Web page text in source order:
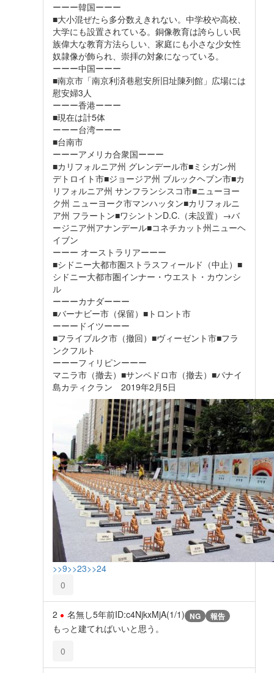
ーーー韓国ーーー
■大小混ぜたら多分数えきれない。中学校や高校、
大学にも設置されている。銅像教育は誇らしい民
族偉大な教育方法らしい、家庭にも小さな少女性
奴隷像が飾られ、崇拝の対象になっている。
ーーー中国ーーー
■南京市「南京利済巷慰安所旧址陳列館」広場には
慰安婦3人
ーーー香港ーーー
■現在は計5体
ーーー台湾ーーー
■台南市
ーーーアメリカ合衆国ーーー
■カリフォルニア州 グレンデール市■ミシガン州
デトロイト市■ジョージア州 ブルックヘブン市■カ
リフォルニア州 サンフランシスコ市■ニューヨー
ク州 ニューヨーク市マンハッタン■カリフォルニ
ア州 フラートン■ワシントンD.C.（未設置）→バ
ージニア州アナンデール■コネチカット州ニューヘ
イブン
ーーー オーストラリアーーー
■シドニー大都市圏ストラスフィールド（中止）■
シドニー大都市圏インナー・ウエスト・カウンシ
ル
ーーーカナダーーー
■バーナビー市（保留）■トロント市
ーーードイツーーー
■フライブルク市（撤回）■ヴィーゼント市■フラ
ンクフルト
ーーーフィリピンーーー
マニラ市（撤去）■サンペドロ市（撤去）■パナイ
島カティクラン 2019年2月5日
>>9>>23>>24
0
2 名無し5年前ID:c4NjkxMjA(1/1) NG 報告
もっと建てればいいと思う。
0